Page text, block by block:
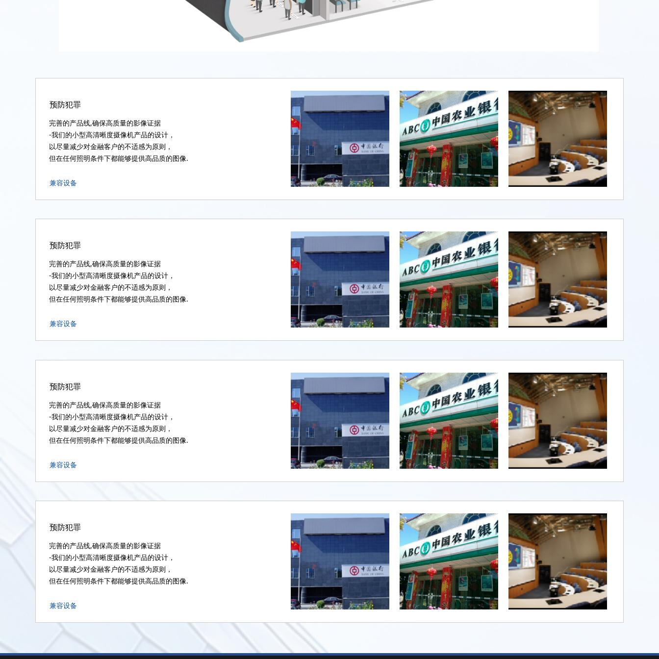
预防犯罪
完善的产品线,确保高质量的影像证据
-我们的小型高清晰度摄像机产品的设计，
以尽量减少对金融客户的不适感为原则，
但在任何照明条件下都能够提供高品质的图像.
兼容设备
预防犯罪
完善的产品线,确保高质量的影像证据
-我们的小型高清晰度摄像机产品的设计，
以尽量减少对金融客户的不适感为原则，
但在任何照明条件下都能够提供高品质的图像.
兼容设备
预防犯罪
完善的产品线,确保高质量的影像证据
-我们的小型高清晰度摄像机产品的设计，
以尽量减少对金融客户的不适感为原则，
但在任何照明条件下都能够提供高品质的图像.
兼容设备
预防犯罪
完善的产品线,确保高质量的影像证据
-我们的小型高清晰度摄像机产品的设计，
以尽量减少对金融客户的不适感为原则，
但在任何照明条件下都能够提供高品质的图像.
兼容设备